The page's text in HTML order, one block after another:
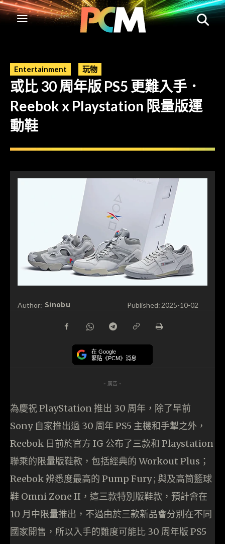
Entertainment 玩物
或比 30 周年版 PS5 更難入手．
Reebok x Playstation 限量版運
動鞋
Author: Sinobu Published: 2025-10-02
在 Google
緊貼《PCM》消息
- 廣告 -
為慶祝 PlayStation 推出 30 周年，除了早前
Sony 自家推出過 30 周年 PS5 主機和手掣之外，
Reebok 日前於官方 IG 公布了三款和 Playstation
聯乘的限量版鞋款，包括經典的 Workout Plus；
Reebok 辨悉度最高的 Pump Fury ; 與及高筒籃球
鞋 Omni Zone II，這三款特別版鞋款，預計會在
10 月中限量推出，不過由於三款新品會分別在不同
國家開售，所以入手的難度可能比 30 周年版 PS5